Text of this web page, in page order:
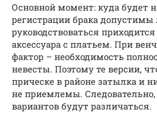
Основной момент: куда будет
регистрации брака
руководствоваться
аксессуара с платьем. При
фактор – необходимость
невесты. Поэтому те версии,
прическе в районе затылка и
не приемлемы.
вариантов будут различаться.